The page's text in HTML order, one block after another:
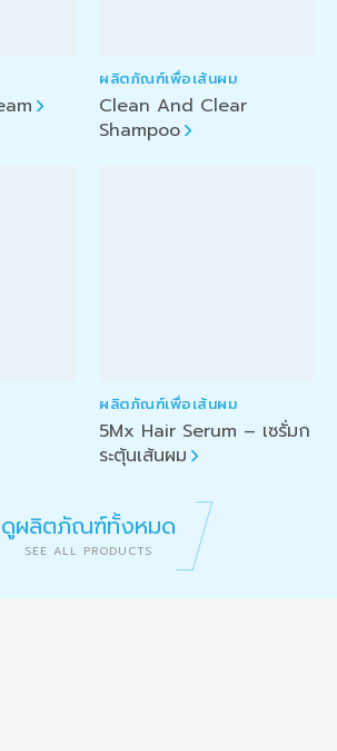
ผลิตภัณฑ์เพื่อเส้นผม
Clean And Clear
Shampoo
ผลิตภัณฑ์เพื่อเส้นผม
5Mx Hair Serum – เซรั่มก
ระตุ้นเส้นผม
ดูผลิตภัณฑ์ทั้งหมด
SEE ALL PRODUCTS